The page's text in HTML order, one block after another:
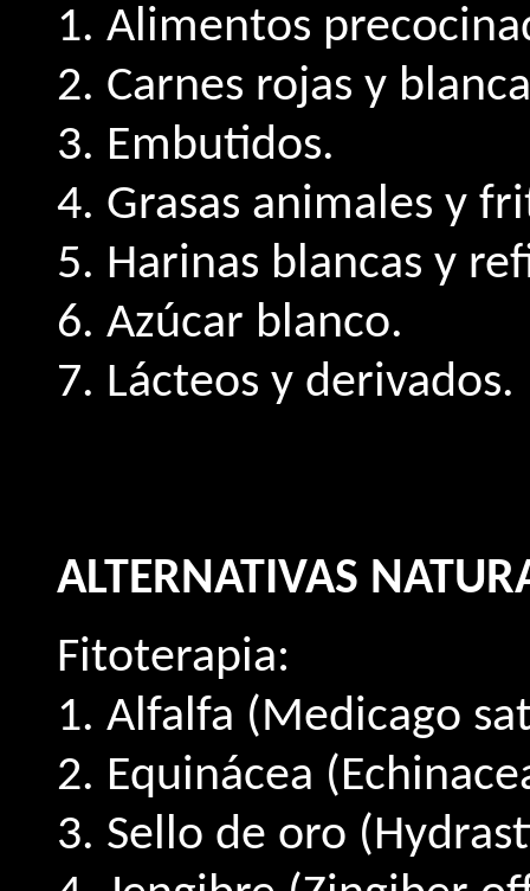
1. Alimentos
2. Carnes rojas y
3. Embutidos.
4. Grasas animales y
5. Harinas blancas y
6. Azúcar blanco.
7. Lácteos y derivados.
ALTERNATIVAS
Fitoterapia:
1. Alfalfa (Medicago
2. Equinácea
3. Sello de oro